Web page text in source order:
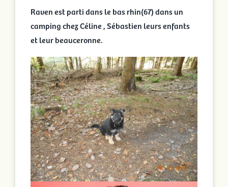
Raven est parti dans le bas rhin(67) dans un
camping chez Céline , Sébastien leurs enfants
et leur beauceronne.